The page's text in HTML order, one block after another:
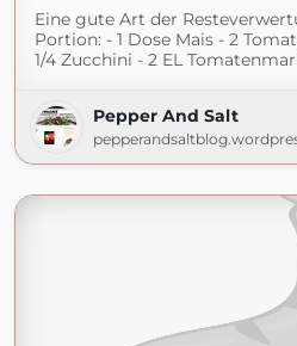
Eine gute Art der
Portion: - 1 Dose Mais - 2
1/4 Zucchini - 2 EL
Pepper And Salt